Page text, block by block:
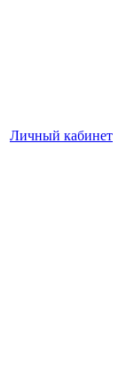
Личный кабинет